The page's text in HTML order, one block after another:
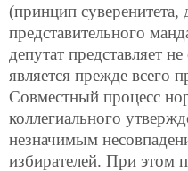
(принцип суверенитета,
представительного
депутат представляет
является прежде всего
Совместный процесс
коллегиального
незначимым
избирателей. При этом